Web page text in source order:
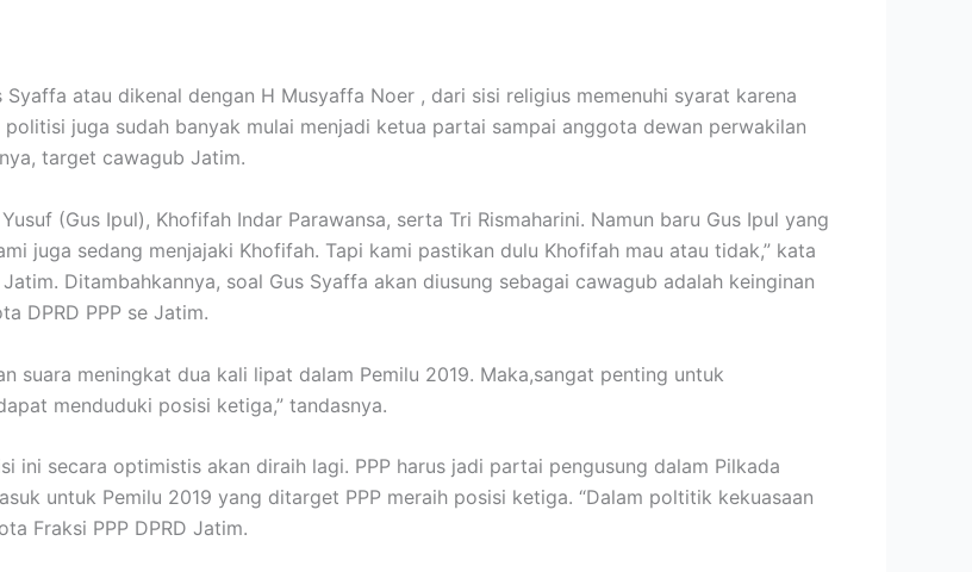
atau dikenal dengan H Musyaffa Noer , dari sisi religius memenuhi syarat karena
juga sudah banyak mulai menjadi ketua partai sampai anggota dewan perwakilan
target cawagub Jatim.
(Gus Ipul), Khofifah Indar Parawansa, serta Tri Rismaharini. Namun baru Gus Ipul yang
juga sedang menjajaki Khofifah. Tapi kami pastikan dulu Khofifah mau atau tidak,” kata
Ditambahkannya, soal Gus Syaffa akan diusung sebagai cawagub adalah keinginan
DPRD PPP se Jatim.
suara meningkat dua kali lipat dalam Pemilu 2019. Maka,sangat penting untuk
menduduki posisi ketiga,” tandasnya.
ini secara optimistis akan diraih lagi. PPP harus jadi partai pengusung dalam Pilkada
untuk Pemilu 2019 yang ditarget PPP meraih posisi ketiga. “Dalam poltitik kekuasaan
Fraksi PPP DPRD Jatim.